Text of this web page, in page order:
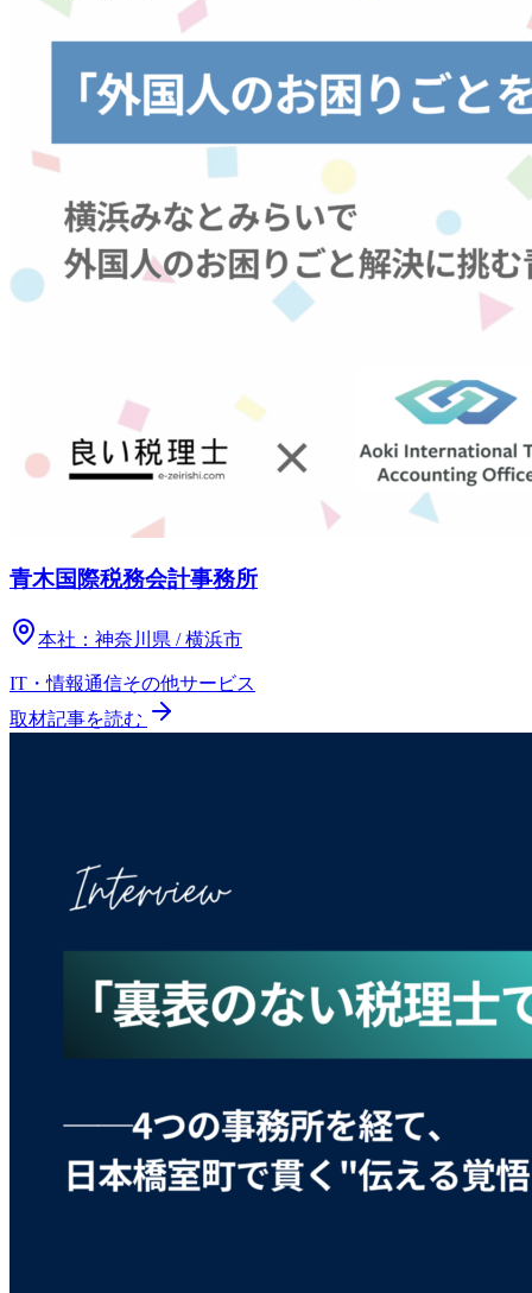
青木国際税務会計事務所
本社： 神奈川県 / 横浜市
IT・情報通信その他サービス
取材記事を読む